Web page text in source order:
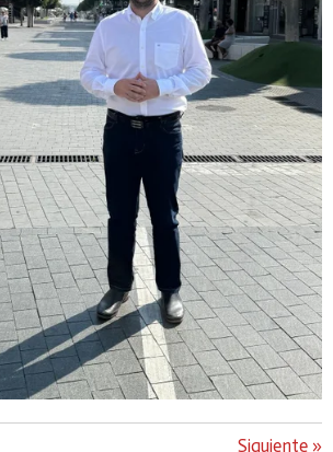
Siguiente »